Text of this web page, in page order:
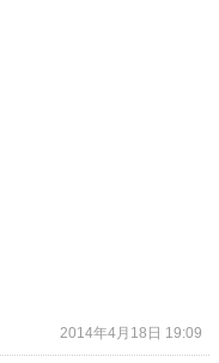
2014年4月18日 19:09